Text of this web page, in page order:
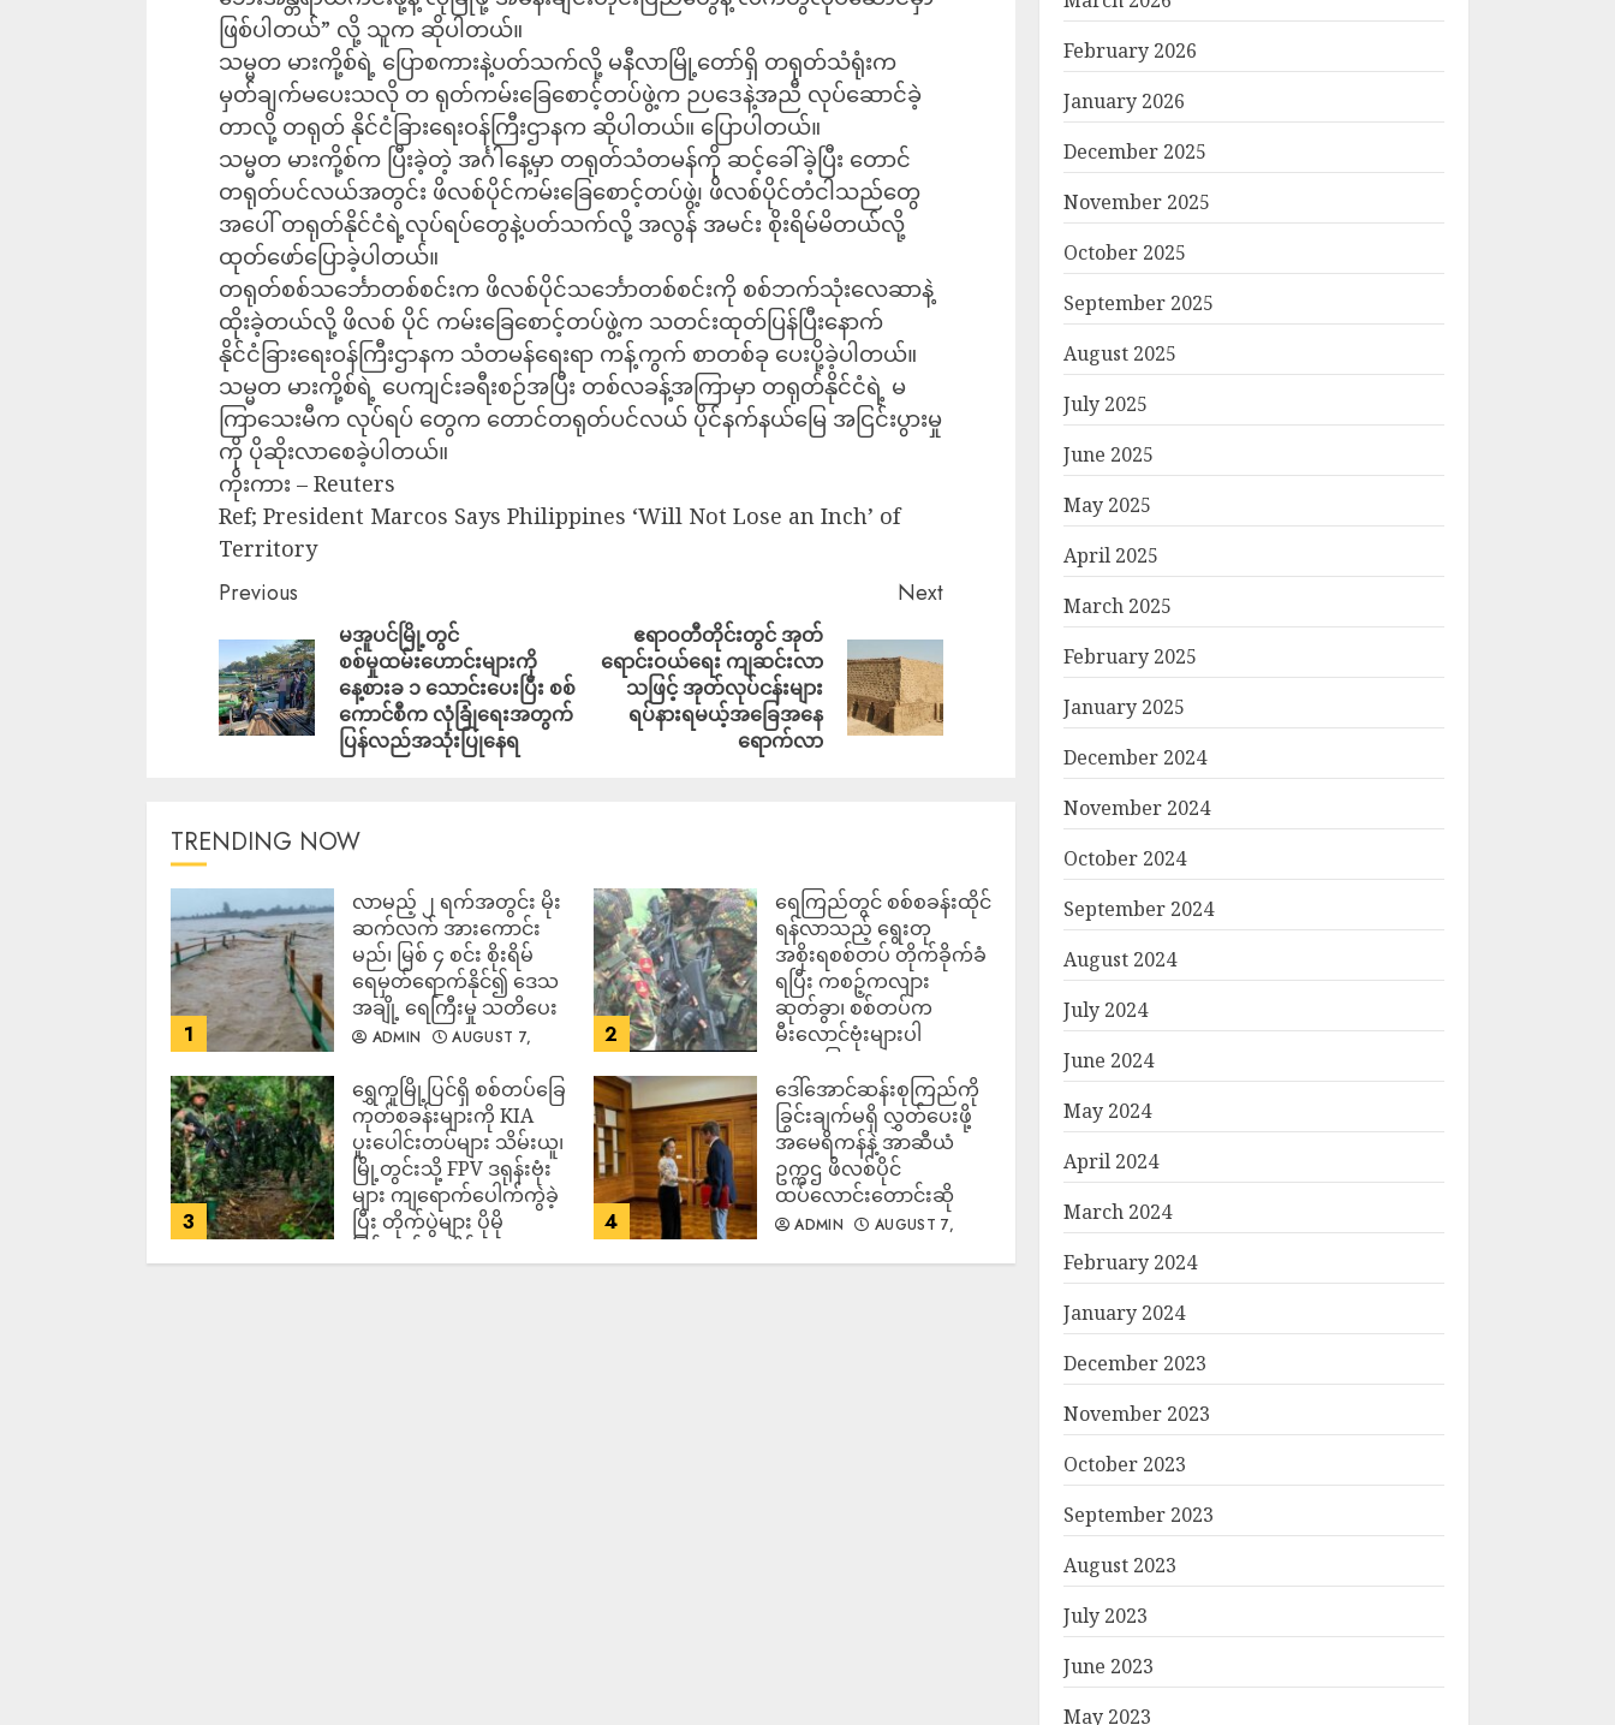
ဖြစ်ပါတယ်” လို့ သူက ဆိုပါတယ်။
သမ္မတ မားကို့စ်ရဲ့ ပြောစကားနဲ့ပတ်သက်လို့ မနီလာမြို့တော်ရှိ တရုတ်သံရုံးက
မှတ်ချက်မပေးသလို တ ရုတ်ကမ်းခြေစောင့်တပ်ဖွဲ့က ဉပဒေနဲ့အညီ လုပ်ဆောင်ခဲ့
တာလို့ တရုတ် နိုင်ငံခြားရေးဝန်ကြီးဌာနက ဆိုပါတယ်။ ပြောပါတယ်။
သမ္မတ မားကို့စ်က ပြီးခဲ့တဲ့ အင်္ဂါနေ့မှာ တရုတ်သံတမန်ကို ဆင့်ခေါ်ခဲ့ပြီး တောင်
တရုတ်ပင်လယ်အတွင်း ဖိလစ်ပိုင်ကမ်းခြေစောင့်တပ်ဖွဲ့၊ ဖိလစ်ပိုင်တံငါသည်တွေ
အပေါ် တရုတ်နိုင်ငံရဲ့လုပ်ရပ်တွေနဲ့ပတ်သက်လို့ အလွန် အမင်း စိုးရိမ်မိတယ်လို့
ထုတ်ဖော်ပြောခဲ့ပါတယ်။
တရုတ်စစ်သင်္ဘောတစ်စင်းက ဖိလစ်ပိုင်သင်္ဘောတစ်စင်းကို စစ်ဘက်သုံးလေဆာနဲ့
ထိုးခဲ့တယ်လို့ ဖိလစ် ပိုင် ကမ်းခြေစောင့်တပ်ဖွဲ့က သတင်းထုတ်ပြန်ပြီးနောက်
နိုင်ငံခြားရေးဝန်ကြီးဌာနက သံတမန်ရေးရာ ကန့်ကွက် စာတစ်ခု ပေးပို့ခဲ့ပါတယ်။
သမ္မတ မားကို့စ်ရဲ့ ပေကျင်းခရီးစဉ်အပြီး တစ်လခန့်အကြာမှာ တရုတ်နိုင်ငံရဲ့ မ
ကြာသေးမီက လုပ်ရပ် တွေက တောင်တရုတ်ပင်လယ် ပိုင်နက်နယ်မြေ အငြင်းပွားမှု
ကို ပိုဆိုးလာစေခဲ့ပါတယ်။
ကိုးကား – Reuters
Ref; President Marcos Says Philippines ‘Will Not Lose an Inch’ of
Territory
Previous
မအူပင်မြို့တွင်
စစ်မှုထမ်းဟောင်းများကို
နေ့စားခ ၁ သောင်းပေးပြီး စစ်
ကောင်စီက လုံခြုံရေးအတွက်
ပြန်လည်အသုံးပြုနေရ
Next
ဧရာဝတီတိုင်းတွင် အုတ်
ရောင်းဝယ်ရေး ကျဆင်းလာ
သဖြင့် အုတ်လုပ်ငန်းများ
ရပ်နားရမယ့်အခြေအနေ
ရောက်လာ
TRENDING NOW
1
လာမည့် ၂ ရက်အတွင်း မိုး
ဆက်လက် အားကောင်း
မည်၊ မြစ် ၄ စင်း စိုးရိမ်
ရေမှတ်ရောက်နိုင်၍ ဒေသ
အချို့ ရေကြီးမှု သတိပေး
ADMIN
AUGUST 7,
2
ရေကြည်တွင် စစ်စခန်းထိုင်
ရန်လာသည့် ရွေးတု
အစိုးရစစ်တပ် တိုက်ခိုက်ခံ
ရပြီး ကစဉ့်ကလျား
ဆုတ်ခွာ၊ စစ်တပ်က
မီးလောင်ဗုံးများပါ
အသုံးပြုလာ
ADMIN
AUGUST 7,
2026
3
‎ရွှေကူမြို့ပြင်ရှိ စစ်တပ်ခြေ
ကုတ်စခန်းများကို KIA
ပူးပေါင်းတပ်များ သိမ်းယူ၊
မြို့တွင်းသို့ FPV ဒရုန်းဗုံး
များ ကျရောက်ပေါက်ကွဲခဲ့
ပြီး တိုက်ပွဲများ ပိုမို
ပြင်းထန်လာနိုင်
4
ဒေါ်အောင်ဆန်းစုကြည်ကို
ခြွင်းချက်မရှိ လွှတ်ပေးဖို့
အမေရိကန်နဲ့ အာဆီယံ
ဥက္ကဌ ဖိလစ်ပိုင်
ထပ်လောင်းတောင်းဆို
ADMIN
AUGUST 7,
February 2026
January 2026
December 2025
November 2025
October 2025
September 2025
August 2025
July 2025
June 2025
May 2025
April 2025
March 2025
February 2025
January 2025
December 2024
November 2024
October 2024
September 2024
August 2024
July 2024
June 2024
May 2024
April 2024
March 2024
February 2024
January 2024
December 2023
November 2023
October 2023
September 2023
August 2023
July 2023
June 2023
May 2023